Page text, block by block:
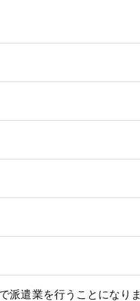
遣業を行うことになり